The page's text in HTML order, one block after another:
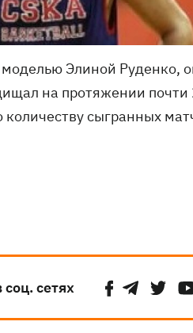
Элиной Руденко,
на протяжении почти
сыгранных
сетях